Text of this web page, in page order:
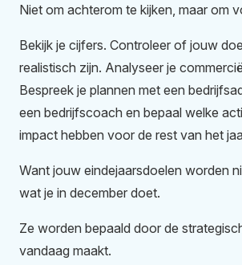
Niet om achterom te kijken, maar om
Bekijk je cijfers. Controleer of jouw
realistisch zijn. Analyseer je
Bespreek je plannen met een
een bedrijfscoach en bepaal welke
impact hebben voor de rest van het
Want jouw eindejaarsdoelen worden
wat je in december doet.
Ze worden bepaald door de
vandaag maakt.